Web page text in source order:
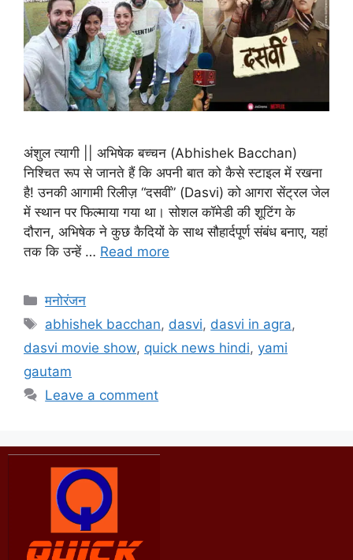
अंशुल त्यागी || अभिषेक बच्चन (Abhishek Bacchan)
निश्चित रूप से जानते हैं कि अपनी बात को कैसे स्टाइल में रखना
है! उनकी आगामी रिलीज़ “दसवीं” (Dasvi) को आगरा सेंट्रल जेल
में स्थान पर फिल्माया गया था। सोशल कॉमेडी की शूटिंग के
दौरान, अभिषेक ने कुछ कैदियों के साथ सौहार्दपूर्ण संबंध बनाए, यहां
तक ​​कि उन्हें … Read more
मनोरंजन
abhishek bacchan, dasvi, dasvi in agra,
dasvi movie show, quick news hindi, yami
gautam
Leave a comment